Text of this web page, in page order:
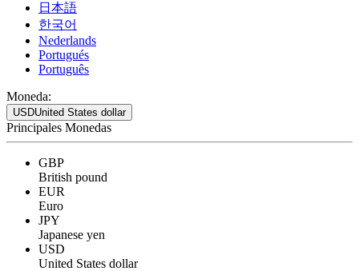
日本語
한국어
Nederlands
Portugués
Português
Moneda:
USDUnited States dollar
Principales Monedas
GBP
British pound
EUR
Euro
JPY
Japanese yen
USD
United States dollar